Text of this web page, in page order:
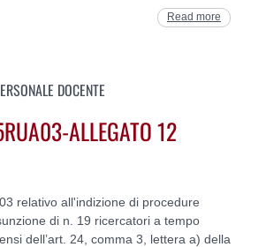
Read more
DOCENTE
ALLEGATO 12
relativo all'indizione di procedure
di n. 19 ricercatori a tempo
dell’art. 24, comma 3, lettera a) della